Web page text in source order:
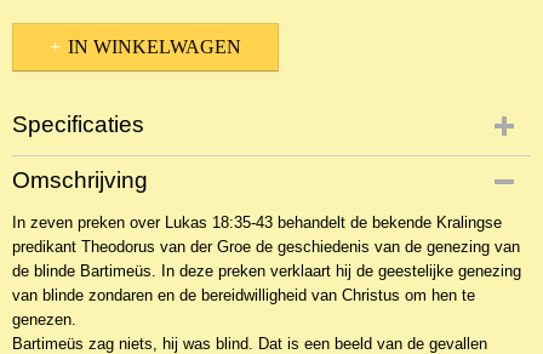
IN WINKELWAGEN
Specificaties
Productcode
NBKT-15743
EAN code
9789033130663
Omschrijving
In zeven preken over Lukas 18:35-43 behandelt de bekende Kralingse
predikant Theodorus van der Groe de geschiedenis van de genezing van
de blinde Bartimeüs. In deze preken verklaart hij de geestelijke genezing
van blinde zondaren en de bereidwilligheid van Christus om hen te
genezen.
Bartimeüs zag niets, hij was blind. Dat is een beeld van de gevallen